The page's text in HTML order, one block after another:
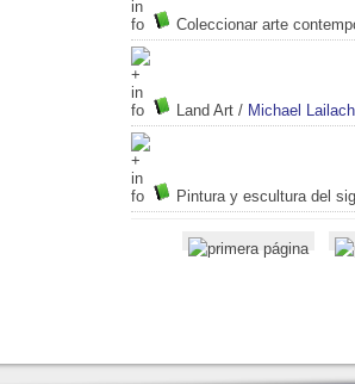
Coleccionar arte
Land Art / Michael Lailach
Pintura y escultura del